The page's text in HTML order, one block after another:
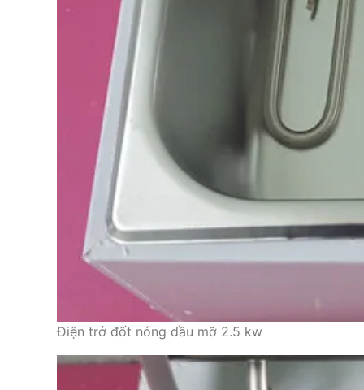
Điện trở đốt nóng dầu mỡ 2.5 kw